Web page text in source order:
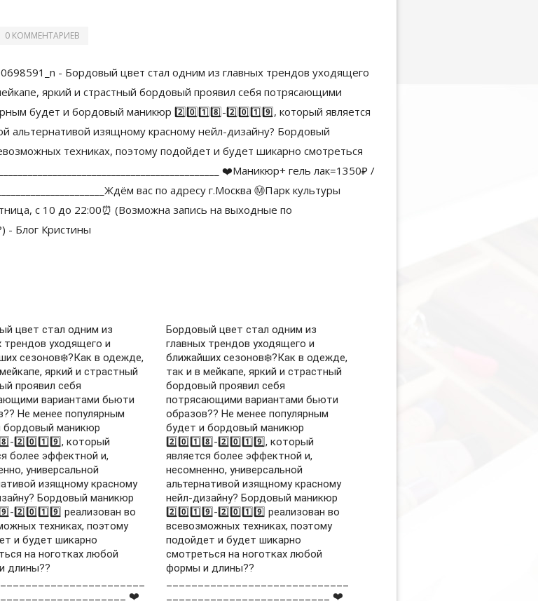
0 КОММЕНТАРИЕВ
цвет стал одним из
трендов уходящего и
сезонов❄️?Как в одежде,
яркий и страстный
проявил себя
вариантами бьюти
Не менее популярным
бордовый маникюр
2️⃣0️⃣1️⃣9️⃣, который
более эффектной и,
универсальной
изящному красному
Бордовый маникюр
2️⃣0️⃣1️⃣9️⃣ реализован во
техниках, поэтому
и будет шикарно
на ноготках любой
длины??
❤️
Бордовый цвет стал одним из
главных трендов уходящего и
ближайших сезонов❄️?Как в одежде,
так и в мейкапе, яркий и страстный
бордовый проявил себя
потрясающими вариантами бьюти
образов?? Не менее популярным
будет и бордовый маникюр
2️⃣0️⃣1️⃣8️⃣-2️⃣0️⃣1️⃣9️⃣, который
является более эффектной и,
несомненно, универсальной
альтернативой изящному красному
нейл-дизайну? Бордовый маникюр
2️⃣0️⃣1️⃣9️⃣-2️⃣0️⃣1️⃣9️⃣ реализован во
всевозможных техниках, поэтому
подойдет и будет шикарно
смотреться на ноготках любой
формы и длины??
__________________________ ❤️